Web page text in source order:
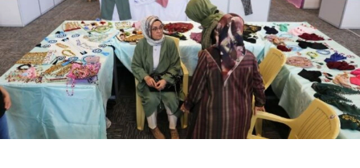
Spor
Vefat Edenler
Video Galeri
Yaşam